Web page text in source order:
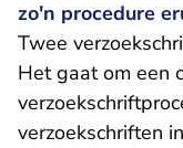
zo'n procedure
Twee
Het gaat om een
verzoekschriften